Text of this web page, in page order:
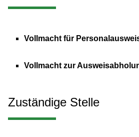
Vollmacht für
Vollmacht zur
Zuständige Stelle